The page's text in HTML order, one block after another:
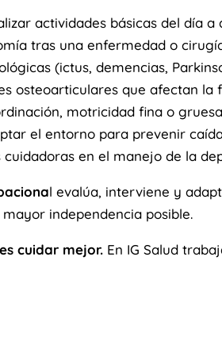
actividades básicas del día a
tras una enfermedad o
(ictus, demencias,
osteoarticulares que afectan la
motricidad fina o
el entorno para prevenir
en el manejo de la
l evalúa, interviene y
independencia posible.
cuidar mejor. En IG Salud